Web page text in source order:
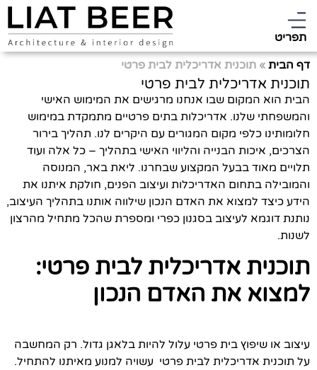
דף הבית » תוכנית אדריכלית לבית פרטי
תוכנית אדריכלית לבית פרטי
הבית הוא המקום שבו אנחנו מרגישים את המימוש האישי
והמשפחתי שלנו. אדריכלות בתים פרטיים מתמקדת במימוש
חלומותינו כלפי מקום המגורים עם היקרים לנו. תהליך בירור
הצרכים, איכות הבנייה והליווי האישי בתהליך – כל אלה ועוד
תלויים מאוד בבעל המקצוע שבחרנו. ליאת באר, המנוסה
והמובילה בתחום האדריכלות ועיצוב הפנים, חולקת איתנו את
הידע כיצד למצוא את האדם הנכון שילווה אותנו בתהליך העיצוב,
נותנת דוגמא לעיצוב בסגנון כפרי ומספרת שהכל מתחיל מהרצון
לשנות.
תוכנית אדריכלית לבית פרטי:
למצוא את האדם הנכון
עיצוב או שיפוץ בית פרטי עלול להיות בלאגן גדול. רק המחשבה
על תוכנית אדריכלית לבית פרטי עשויה למנוע מאיתנו להתחיל.
תפריט